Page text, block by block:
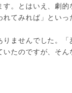
す。とはいえ、劇的
てみれば」といっ
りませんでした。「
たのですが、そん